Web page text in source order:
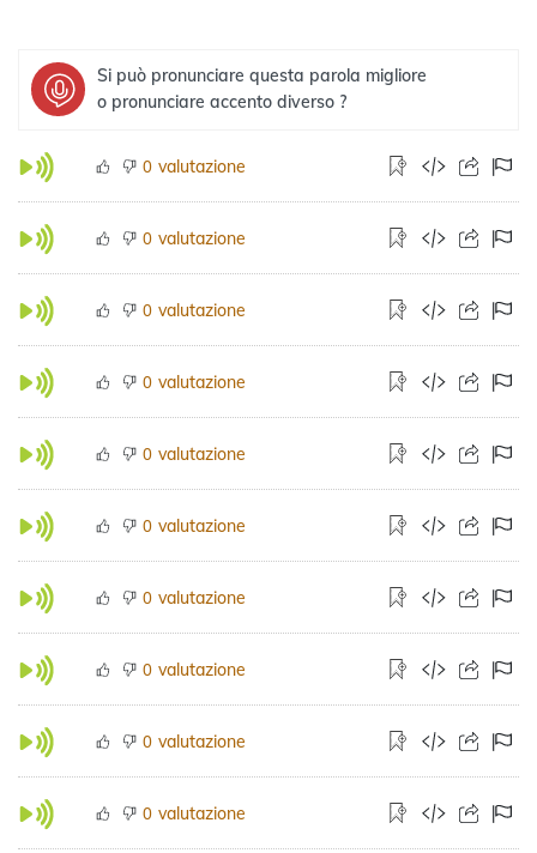
Si può pronunciare questa parola migliore
o pronunciare accento diverso ?
0 valutazione
0 valutazione
0 valutazione
0 valutazione
0 valutazione
0 valutazione
0 valutazione
0 valutazione
0 valutazione
0 valutazione